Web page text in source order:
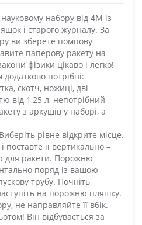
набору від 4М із
і старого журналу. За
ви зберете помпову
паперову ракету на
фізики цікаво і легко!
потрібні:
скотч, ножиці, дві
від 1,25 л, непотрібний
з аркушів у наборі, а
рівне відкрите місце.
її вертикально –
для ракети. Порожню
поряд із вашою
трубу. Почніть
на порожню пляшку.
не направляйте її вбік.
Він відбувається за